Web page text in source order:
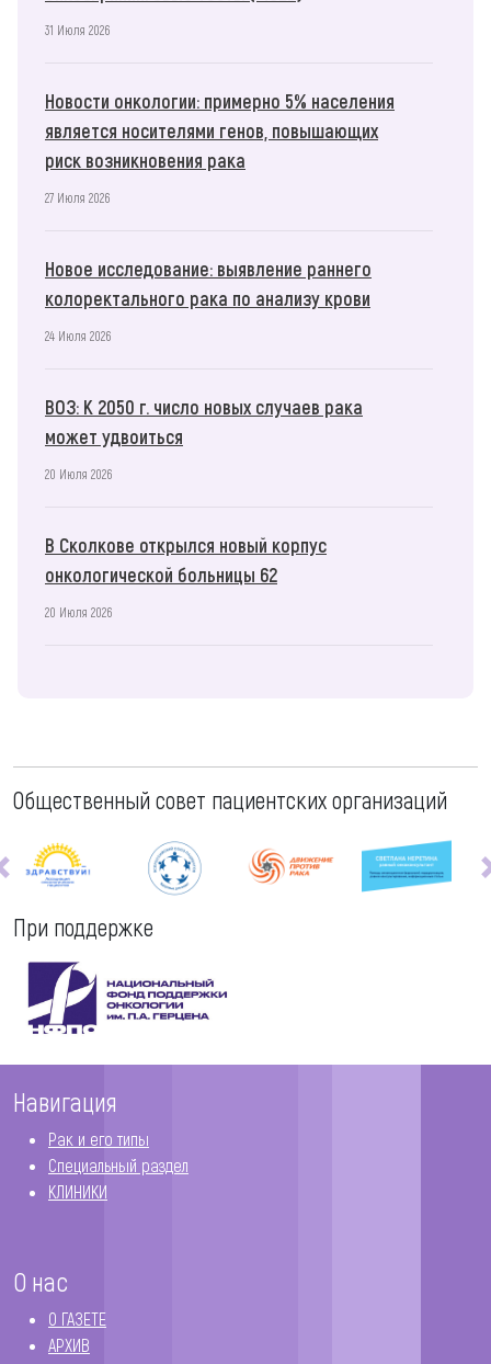
31 Июля 2026
Новости онкологии: примерно 5% населения
является носителями генов, повышающих
риск возникновения рака
27 Июля 2026
Новое исследование: выявление раннего
колоректального рака по анализу крови
24 Июля 2026
ВОЗ: К 2050 г. число новых случаев рака
может удвоиться
20 Июля 2026
В Сколкове открылся новый корпус
онкологической больницы 62
20 Июля 2026
Общественный совет пациентских организаций
При поддержке
Навигация
Рак и его типы
Специальный раздел
КЛИНИКИ
О нас
О ГАЗЕТЕ
АРХИВ